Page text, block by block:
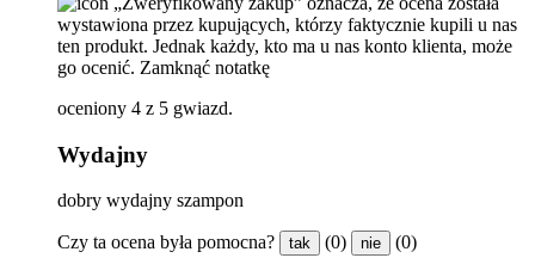
wystawiona przez kupujących, którzy faktycznie kupili u nas
ten produkt. Jednak każdy, kto ma u nas konto klienta, może
go ocenić. Zamknąć notatkę
oceniony 4 z 5 gwiazd.
Wydajny
dobry wydajny szampon
Czy ta ocena była pomocna? tak (0) nie (0)